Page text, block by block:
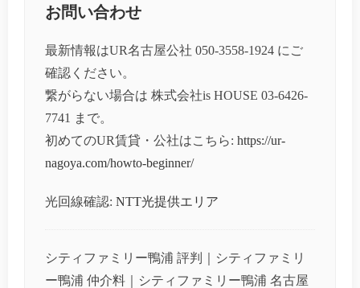
お問い合わせ
最新情報はUR名古屋公社 050-3558-1924 にご
確認ください。
繋がらない場合は 株式会社is HOUSE 03-6426-
7741 まで。
初めてのUR賃貸・公社はこちら: https://ur-
nagoya.com/howto-beginner/
光回線確認: NTT光提供エリア
シティファミリー鴨浦 評判｜シティファミリ
ー鴨浦 仲介料｜シティファミリー鴨浦 名古屋